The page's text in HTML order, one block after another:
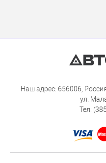
Наш адрес: 656006,
ул.
Тел: